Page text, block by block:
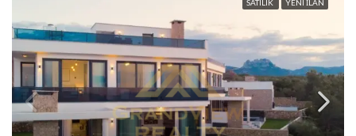
SATILIK YENI İLAN